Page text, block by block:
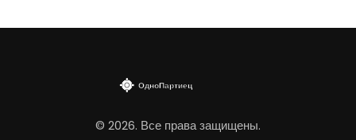
© 2026. Все права защищены.